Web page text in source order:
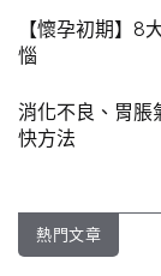
【懷孕初期】8
惱
消化不良、胃脹
快方法
熱門文章